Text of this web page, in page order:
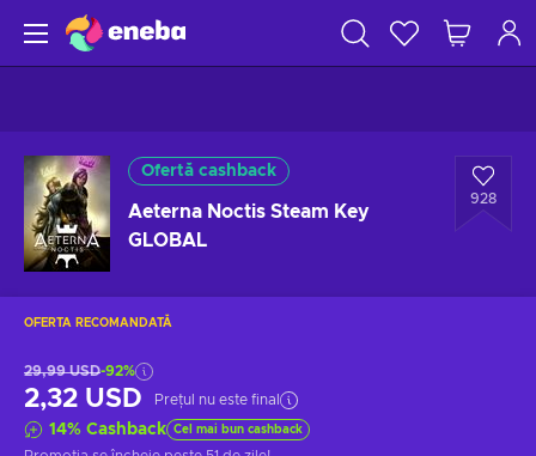
Ofertă cashback
Aeterna Noctis Steam Key
GLOBAL
928
OFERTA RECOMANDATĂ
29,99 USD-92%
2,32 USD Prețul nu este final
14% Cashback Cel mai bun cashback